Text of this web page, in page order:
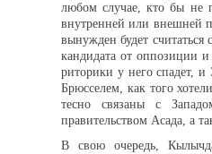
любом случае, кто бы не
внутренней или внешней
вынужден будет
кандидата от оппозиции
риторики у него спадет,
Брюсселем, как того
тесно связаны с
правительством Асада, а
В свою очередь,